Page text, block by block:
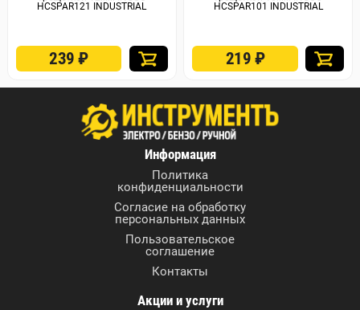
HCSPAR121 INDUSTRIAL
239₽
HCSPAR101 INDUSTRIAL
219 ₽
Информация
Политика
конфиденциальности
Согласие на обработку
персональных данных
Пользовательское
соглашение
Контакты
Акции и услуги